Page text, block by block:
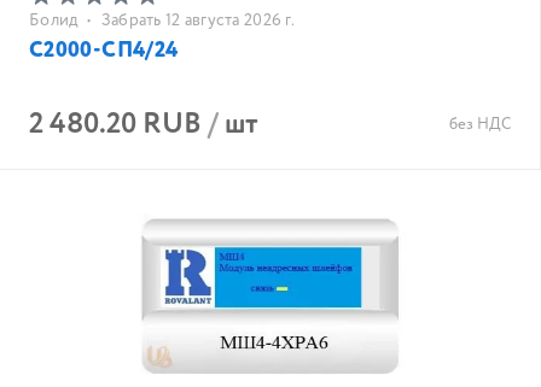
Болид • Забрать 12 августа 2026 г.
С2000-СП4/24
2 480.20 RUB/шт без НДС